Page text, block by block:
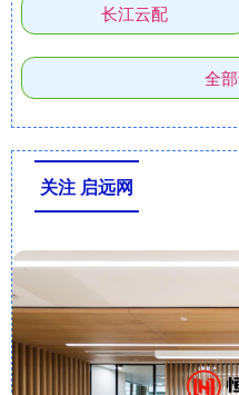
长江云配
全
关注 启远网